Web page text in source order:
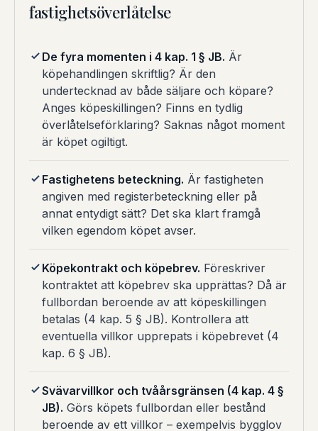
fastighetsöverlåtelse
De fyra momenten i 4 kap. 1 § JB. Är
köpehandlingen skriftlig? Är den
undertecknad av både säljare och köpare?
Anges köpeskillingen? Finns en tydlig
överlåtelseförklaring? Saknas något moment
är köpet ogiltigt.
Fastighetens beteckning. Är fastigheten
angiven med registerbeteckning eller på
annat entydigt sätt? Det ska klart framgå
vilken egendom köpet avser.
Köpekontrakt och köpebrev. Föreskriver
kontraktet att köpebrev ska upprättas? Då är
fullbordan beroende av att köpeskillingen
betalas (4 kap. 5 § JB). Kontrollera att
eventuella villkor upprepats i köpebrevet (4
kap. 6 § JB).
Svävarvillkor och tvåårsgränsen (4 kap. 4 §
JB). Görs köpets fullbordan eller bestånd
beroende av ett villkor – exempelvis bygglov